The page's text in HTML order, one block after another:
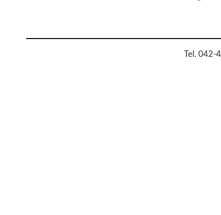
Tel. 042-